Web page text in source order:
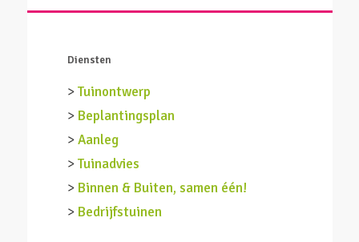
Diensten
>Tuinontwerp
> Beplantingsplan
>Aanleg
>Tuinadvies
> Binnen & Buiten, samen één!
> Bedrijfstuinen